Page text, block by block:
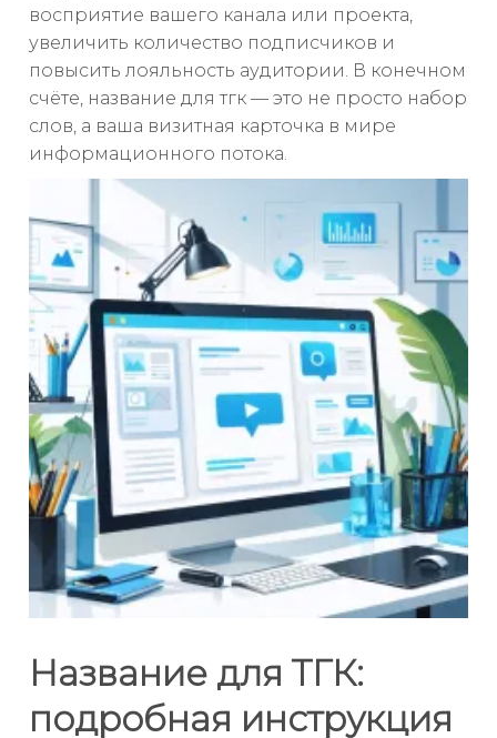
восприятие вашего канала или проекта,
увеличить количество подписчиков и
повысить лояльность аудитории. В конечном
счёте, название для тгк — это не просто набор
слов, а ваша визитная карточка в мире
информационного потока.
Название для ТГК:
подробная инструкция